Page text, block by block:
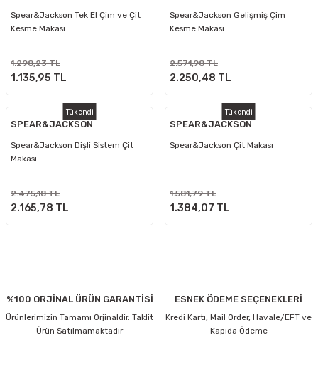
Spear&Jackson Tek El Çim ve Çit
Kesme Makası
1.298,23 TL
1.135,95 TL
Spear&Jackson Gelişmiş Çim
Kesme Makası
2.571,98 TL
2.250,48 TL
Tükendi
SPEAR&JACKSON
Spear&Jackson Dişli Sistem Çit
Makası
2.475,18 TL
2.165,78 TL
Tükendi
SPEAR&JACKSON
Spear&Jackson Çit Makası
1.581,79 TL
1.384,07 TL
%100 ORJİNAL ÜRÜN GARANTİSİ
Ürünlerimizin Tamamı Orjinaldir. Taklit
Ürün Satılmamaktadır
ESNEK ÖDEME SEÇENEKLERİ
Kredi Kartı, Mail Order, Havale/EFT ve
Kapıda Ödeme